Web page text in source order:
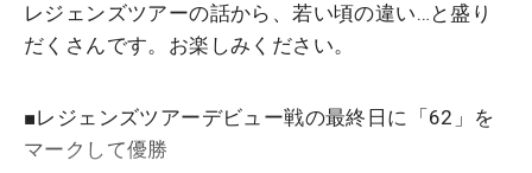
レジェンズツアーの話から、若い頃の違い…と盛り
だくさんです。お楽しみください。
■レジェンズツアーデビュー戦の最終日に「62」を
マークして優勝